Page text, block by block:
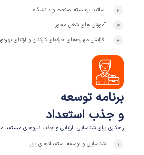
اساتید برجسته صنعت و دانشگاه
آموزش های شغل محور
افزایش مهارت‌های حرفه‌ای کارکنان و ارتقای
برنامه توسعه
و جذب استعداد
راهکاری برای شناسایی، ارزیابی و جذب نیروهای مستعد
شناسایی و توسعه استعدادهای برتر